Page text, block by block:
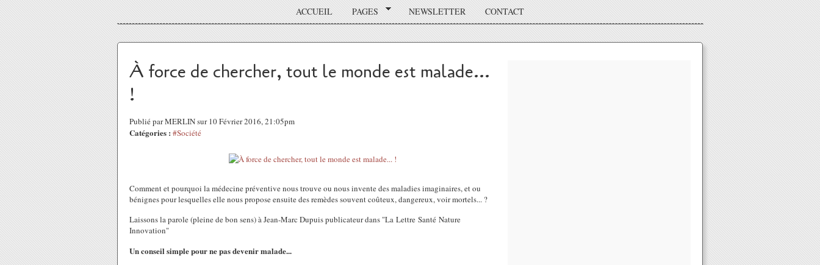
ACCUEIL PAGES NEWSLETTER CONTACT
À force de chercher, tout le monde est malade...
!
Publié par MERLIN sur 10 Février 2016, 21:05pm
Catégories : #Société
Comment et pourquoi la médecine préventive nous trouve ou nous invente des maladies imaginaires, et ou
bénignes pour lesquelles elle nous propose ensuite des remèdes souvent coûteux, dangereux, voir mortels... ?
Laissons la parole (pleine de bon sens) à Jean-Marc Dupuis publicateur dans "La Lettre Santé Nature
Innovation"
Un conseil simple pour ne pas devenir malade...